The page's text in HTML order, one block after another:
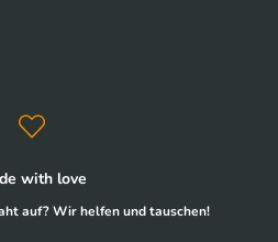
with love
auf? Wir helfen und tauschen!